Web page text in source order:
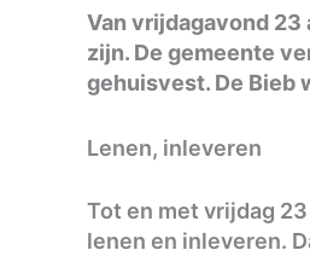
Van vrijdagavond
zijn. De gemeente
gehuisvest. De Bieb
Lenen, inleveren
Tot en met vrijdag
lenen en inleveren.